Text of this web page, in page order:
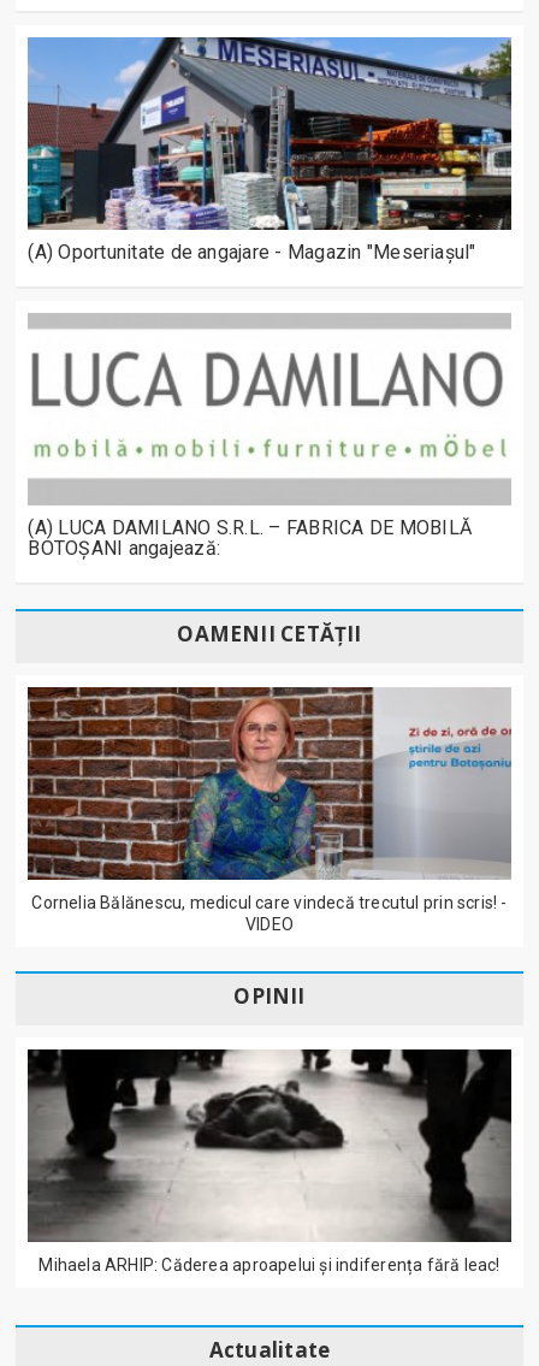
(A) Oportunitate de angajare - Magazin "Meseriașul"
(A) LUCA DAMILANO S.R.L. – FABRICA DE MOBILĂ
BOTOȘANI angajează:
OAMENII CETĂȚII
Cornelia Bălănescu, medicul care vindecă trecutul prin scris! -
VIDEO
OPINII
Mihaela ARHIP: Căderea aproapelui și indiferența fără leac!
Actualitate